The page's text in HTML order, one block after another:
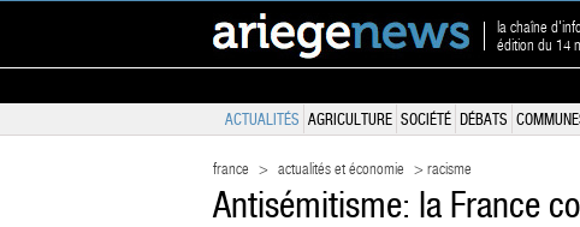
la chaîne
édition du 14
ACTUALITÉS AGRICULTURE SOCIÉTÉ DÉBATS
france > actualités et économie > racisme
Antisémitisme: la France